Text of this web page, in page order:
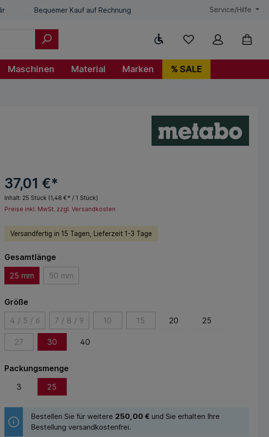
Bequemer Kauf auf Rechnung Service/Hilfe
Werkzeugleiste anzeigen
Maschinen Material Marken % SALE
37,01 €*
Inhalt: 25 Stück (1,48 €* / 1 Stück)
Preise inkl. MwSt. zzgl. Versandkosten
Versandfertig in 15 Tagen, Lieferzeit 1-3 Tage
Gesamtlänge
25 mm
50 mm
Größe
4 / 5 / 6
7 / 8 / 9 10 15 20 25
27 30 40
Packungsmenge
3
25
Bestellen Sie für weitere 250,00 €und Sie erhalten Ihre
Bestellung versandkostenfrei.